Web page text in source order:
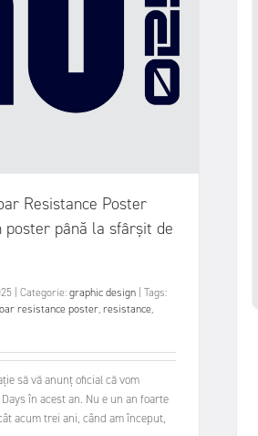
Resistance Poster
poster până la sfârșit de
Categorie:graphic design Tags:
resistance poster,resistance,
să vă anunț oficial că vom
în acest an. Nu e un an foarte
acum trei ani, când am început,